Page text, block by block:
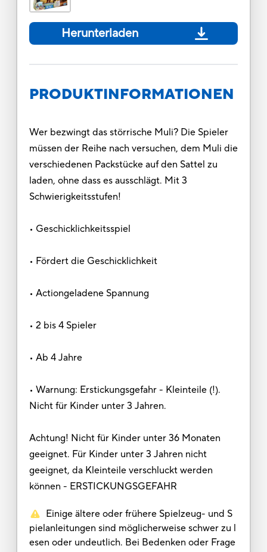
Herunterladen
PRODUKTINFORMATIONEN
Wer bezwingt das störrische Muli? Die Spieler
müssen der Reihe nach versuchen, dem Muli die
verschiedenen Packstücke auf den Sattel zu
laden, ohne dass es ausschlägt. Mit 3
Schwierigkeitsstufen!
• Geschicklichkeitsspiel
• Fördert die Geschicklichkeit
• Actiongeladene Spannung
• 2 bis 4 Spieler
• Ab 4 Jahre
• Warnung: Erstickungsgefahr - Kleinteile (!).
Nicht für Kinder unter 3 Jahren.
Achtung! Nicht für Kinder unter 36 Monaten
geeignet. Für Kinder unter 3 Jahren nicht
geeignet, da Kleinteile verschluckt werden
können - ERSTICKUNGSGEFAHR
Einige ältere oder frühere Spielzeug- und S
pielanleitungen sind möglicherweise schwer zu l
esen oder undeutlich. Bei Bedenken oder Frage